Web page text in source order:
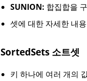
SUNION: 합집합을
셋에 대한 자세한 내
SortedSets 소트셋
키 하나에 여러 개의